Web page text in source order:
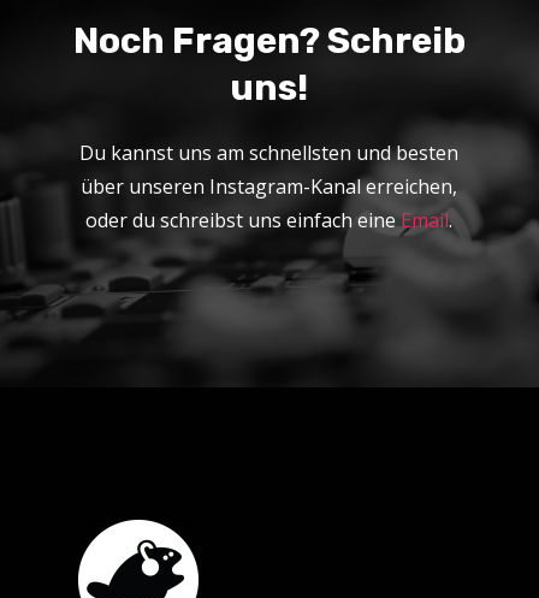
Noch Fragen? Schreib
uns!
Du kannst uns am schnellsten und besten
über unseren Instagram-Kanal erreichen,
oder du schreibst uns einfach eine Email.